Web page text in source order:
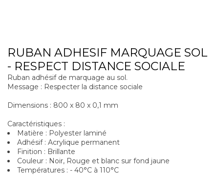
RUBAN ADHESIF MARQUAGE SOL
- RESPECT DISTANCE SOCIALE
Ruban adhésif de marquage au sol.
Message : Respecter la distance sociale
Dimensions : 800 x 80 x 0,1 mm
Caractéristiques :
Matière : Polyester laminé
Adhésif : Acrylique permanent
Finition : Brillante
Couleur : Noir, Rouge et blanc sur fond jaune
Températures : - 40°C à 110°C